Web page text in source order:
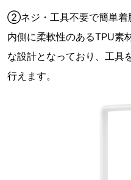
②ネジ・工具不要で簡単着
内側に柔軟性のあるTPU素
な設計となっており、工具
行えます。